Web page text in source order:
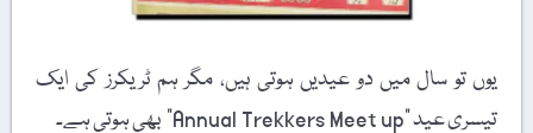
یوں تو سال میں دو عیدیں ہوتی ہیں، مگر ہم ٹریکرز کی ایک
تیسری عید "Annual Trekkers Meet up” بھی ہوتی ہے۔